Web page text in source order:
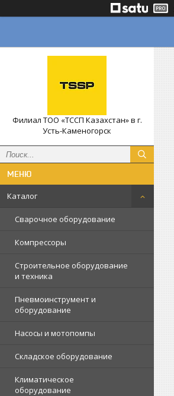
Филиал ТОО «ТССП Казахстан» в г.
Усть-Каменогорск
Каталог
Сварочное оборудование
Компрессоры
Строительное оборудование
и техника
Пневмоинструмент и
оборудование
Насосы и мотопомпы
Складское оборудование
Климатическое
оборудование